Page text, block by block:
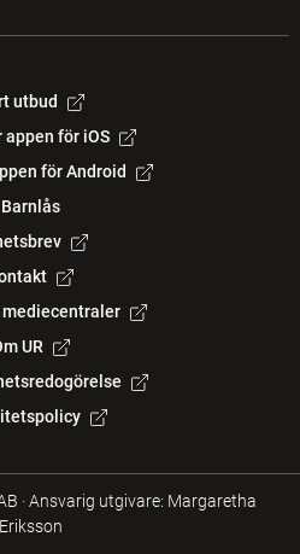
utbud
appen för iOS
för Android
Barnlås
mediecentraler
UR
·Ansvarig utgivare: Margaretha
Eriksson